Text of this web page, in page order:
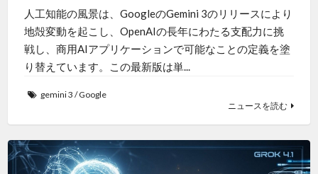
人工知能の風景は、GoogleのGemini 3のリリースにより
地殻変動を起こし、OpenAIの長年にわたる支配力に挑
戦し、商用AIアプリケーションで可能なことの定義を塗
り替えています。この最新版は単...
gemini 3 /Google
ニュースを読む